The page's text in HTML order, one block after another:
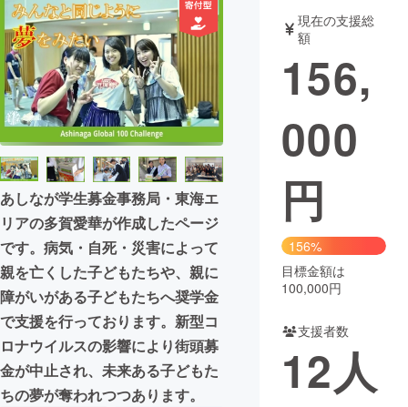
アート・写真 音楽
テクノロジー・ガジェット ゲーム・サ
映像・映画
ビジネス・起業
まちづくり・地域活性化
CAMPFIRE for Social Good
CAMPFIRE Creation
CAMPFIREふるさと納税machi-ya コミュニティ
あしなが学生募金事務局・東海エ
リアの多賀愛華が作成したページ
です。病気・自死・災害によって
親を亡くした子どもたちや、親に
障がいがある子どもたちへ奨学金
で支援を行っております。新型コ
ロナウイルスの影響により街頭募
金が中止され、未来ある子どもた
ちの夢が奪われつつあります。
現在の支援総
額
156,
000
円
156%
目標金額は
100,000円
支援者数
12人